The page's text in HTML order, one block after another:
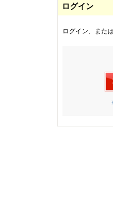
ログイン
ログイン、また